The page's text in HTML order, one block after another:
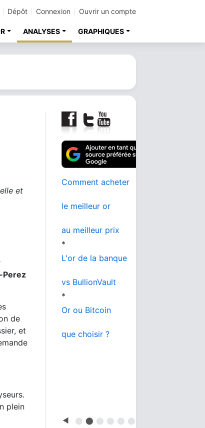
Dépôt Connexion Ouvrir un compte
ANALYSES GRAPHIQUES
et
Perez
de
et
plein
Comment acheter
le meilleur or
au meilleur prix
*
L'or de la banque
vs BullionVault
*
Or ou Bitcoin
que choisir ?
◀ ⬤ ⬤ ⬤ ⬤ ⬤ ⬤